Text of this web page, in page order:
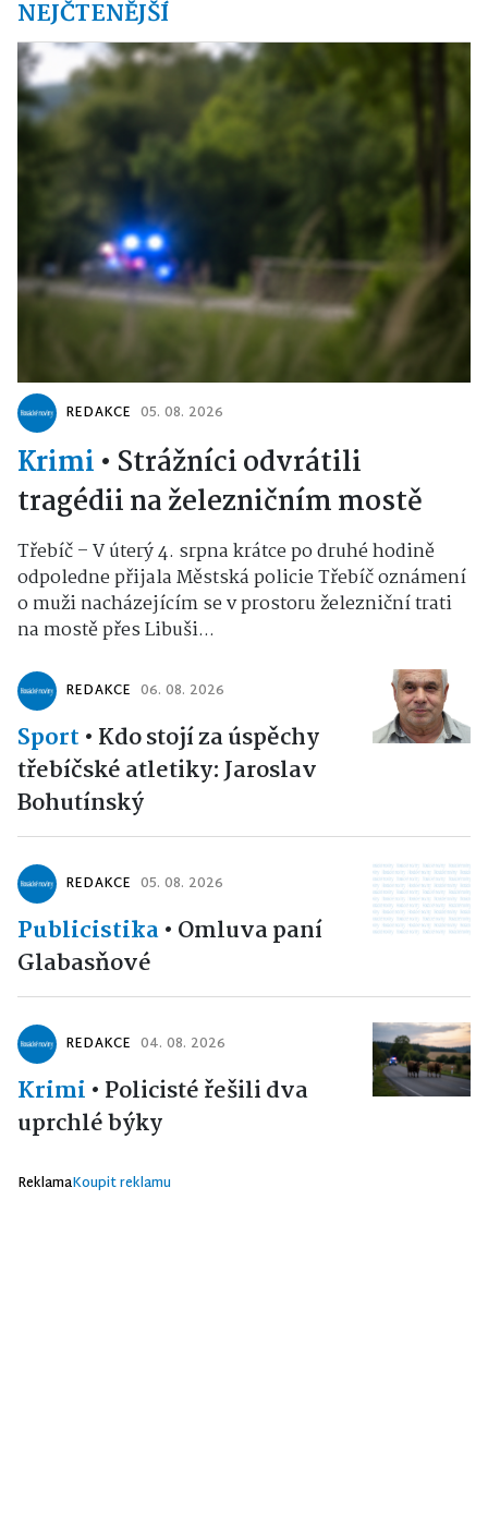
NEJČTENĚJŠÍ
REDAKCE 05. 08. 2026
Krimi • Strážníci odvrátili
tragédii na železničním mostě
Třebíč – V úterý 4. srpna krátce po druhé hodině
odpoledne přijala Městská policie Třebíč oznámení
o muži nacházejícím se v prostoru železniční trati
na mostě přes Libuši...
REDAKCE 06. 08. 2026
Sport • Kdo stojí za úspěchy
třebíčské atletiky: Jaroslav
Bohutínský
REDAKCE 05. 08. 2026
Publicistika• Omluva paní
Glabasňové
REDAKCE 04. 08. 2026
Krimi • Policisté řešili dva
uprchlé býky
ReklamaKoupit reklamu